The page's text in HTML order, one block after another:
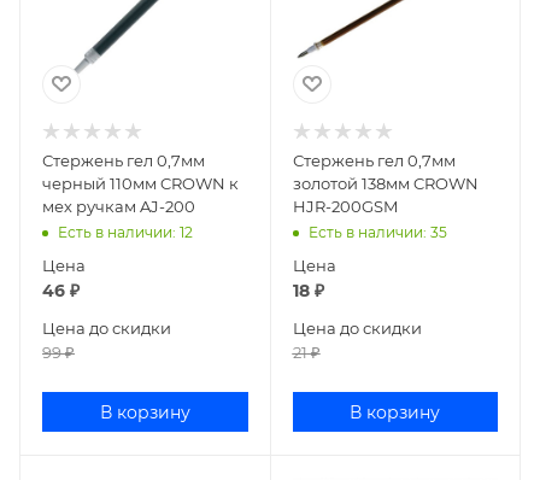
Стержень гел 0,7мм
черный 110мм CROWN к
мех ручкам AJ-200
Есть в наличии: 12
Цена
46 ₽
Цена до скидки
99₽
В корзину
Стержень гел 0,7мм
золотой 138мм CROWN
HJR-200GSM
Есть в наличии: 35
Цена
18₽
Цена до скидки
21₽
В корзину